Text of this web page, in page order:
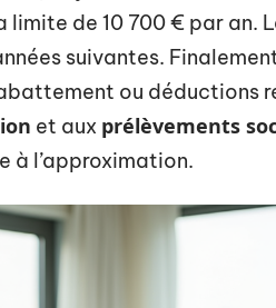
limite de 10 700 € par an.
suivantes.
ou déductions
et aux prélèvements
à l’approximation.